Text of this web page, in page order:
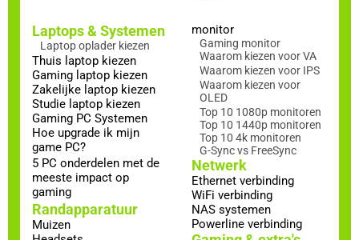
Laptops & Systemen
Laptop oplader kiezen
Thuis laptop kiezen
Gaming laptop kiezen
Zakelijke laptop kiezen
Studie laptop kiezen
Gaming PC Systemen
Hoe upgrade ik mijn
game PC?
5 PC onderdelen met de
meeste impact op
gaming
Randapparatuur
Muizen
monitor
Gaming monitor
Waarom kiezen voor VA
Waarom kiezen voor IPS
Waarom kiezen voor
OLED
Top 10 1080p monitoren
Top 10 1440p monitoren
Top 10 4k monitoren
G-Sync vs FreeSync
Netwerk
Ethernet verbinding
WiFi verbinding
NAS systemen
Powerline verbinding